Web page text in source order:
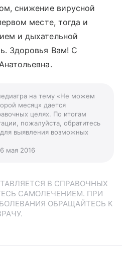
снижение вирусной
месте, тогда и
и дыхательной
Здоровья Вам! С
на тему «Не можем
месяц» дается
целях. По итогам
пожалуйста, обратитесь
выявления возможных
мая 2016
В СПРАВОЧНЫХ
САМОЛЕЧЕНИЕМ. ПРИ
ОБРАЩАЙТЕСЬ К